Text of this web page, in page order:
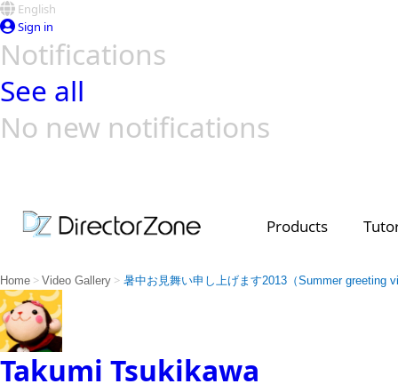
English
Sign in
Notifications
See all
No new notifications
Products
Home > Video Gallery > 暑中お見舞い申し上げます2013（Summer greeting
Takumi Tsukikawa